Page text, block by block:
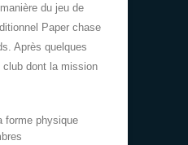
du jeu de
Paper chase
Après quelques
dont la mission
forme physique